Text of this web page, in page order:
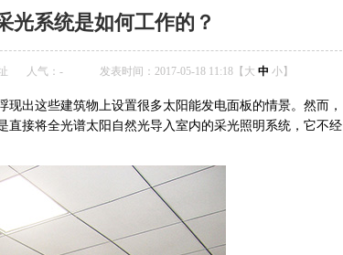
光系统是如何工作的？
人气： - 发表时间：2017-05-18 11:18【 大 中 小】
出这些建筑物上设置很多太阳能发电面板的情景。然而，
直接将全光谱太阳自然光导入室内的采光照明系统，它不经